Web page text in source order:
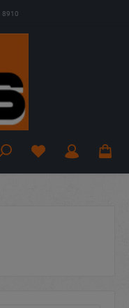
8910